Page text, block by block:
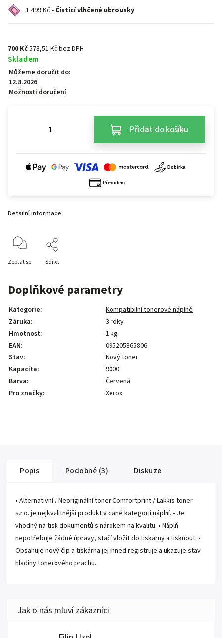
1 499 Kč - Čistící vlhčené ubrousky
700 Kč578,51 Kč bez DPH
Skladem
Můžeme doručit do:
12.8.2026
Možnosti doručení
Přidat do košíku
Detailní informace
Zeptat se Sdílet
Doplňkové parametry
Kategorie:
Kompatibilní tonerové náplně
Záruka:
3 roky
Hmotnost:
1 kg
EAN:
095205865806
Stav:
Nový toner
Kapacita:
9000
Barva:
Červená
Pro značky: Xerox
Popis Podobné (3) Diskuze
• Alternativní / Neoriginální toner Comfortprint / Lakkis toner
s.r.o. je nejkvalitnější produkt v dané kategorii náplní. • Je
vhodný na tisk dokumentů s nárokem na kvalitu. • Náplň
nepotřebuje žádné úpravy, stačí vložit do tiskárny a tisknout. •
Obsahuje nový čip a tiskárna jej ihned registruje a ukazuje stav
hladiny tonerového prachu.